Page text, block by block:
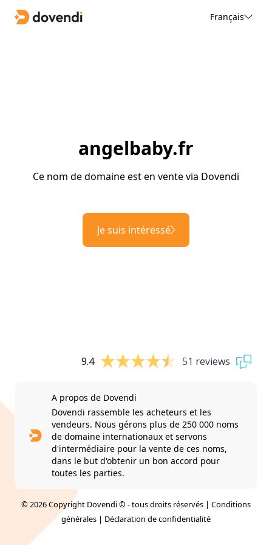
Français
angelbaby.fr
Ce nom de domaine est en vente via Dovendi
Je suis intéressé
9.4 51 reviews
A propos de Dovendi
Dovendi rassemble les acheteurs et les
vendeurs. Nous gérons plus de 250 000 noms
de domaine internationaux et servons
d'intermédiaire pour la vente de ces noms,
dans le but d'obtenir un bon accord pour
toutes les parties.
© 2026 Copyright Dovendi © - tous droits réservés | Conditions
générales | Déclaration de confidentialité